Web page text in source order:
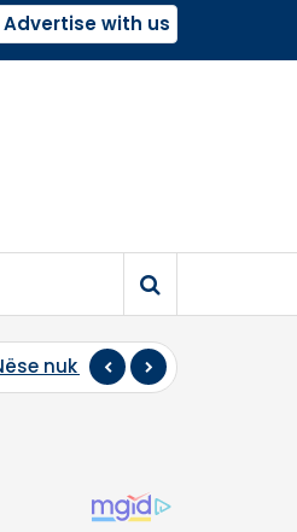
Advertise with us
takimi i radhës është